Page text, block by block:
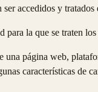
accedidos y
la que se traten los
una página web,
características de